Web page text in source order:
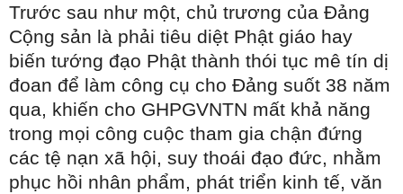
Trước sau như một, chủ trương của Đảng
Cộng sản là phải tiêu diệt Phật giáo hay
biến tướng đạo Phật thành thói tục mê tín dị
đoan để làm công cụ cho Đảng suốt 38 năm
qua, khiến cho GHPGVNTN mất khả năng
trong mọi công cuộc tham gia chận đứng
các tệ nạn xã hội, suy thoái đạo đức, nhằm
phục hồi nhân phẩm, phát triển kinh tế, văn